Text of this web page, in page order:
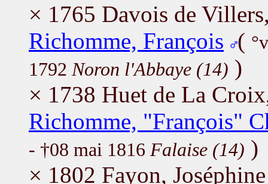
× 1765 Davois de
Richomme, François (
1792 Noron l'Abbaye (14) )
× 1738 Huet de La
Richomme, "François"
- †08 mai 1816 Falaise (14) )
× 1802 Fayon, Joséphine